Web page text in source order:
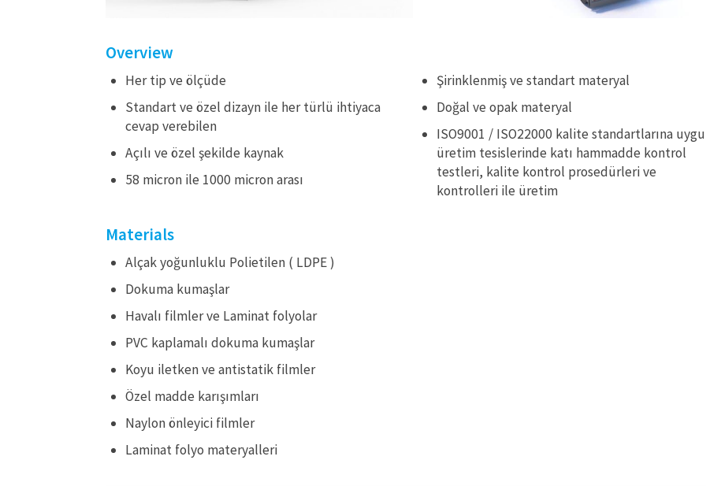
Overview
Her tip ve ölçüde
Standart ve özel dizayn ile her türlü ihtiyaca
cevap verebilen
Açılı ve özel şekilde kaynak
58 micron ile 1000 micron arası
Şirinklenmiş ve standart materyal
Doğal ve opak materyal
ISO9001 / ISO22000 kalite standartlarına
üretim tesislerinde katı hammadde kontrol
testleri, kalite kontrol prosedürleri ve
kontrolleri ile üretim
Materials
Alçak yoğunluklu Polietilen ( LDPE )
Dokuma kumaşlar
Havalı filmler ve Laminat folyolar
PVC kaplamalı dokuma kumaşlar
Koyu iletken ve antistatik filmler
Özel madde karışımları
Naylon önleyici filmler
Laminat folyo materyalleri